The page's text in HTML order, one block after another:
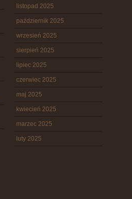
listopad 2025
październik 2025
wrzesień 2025
sierpień 2025
lipiec 2025
czerwiec 2025
maj 2025
kwiecień 2025
marzec 2025
luty 2025